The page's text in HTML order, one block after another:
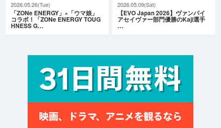
2026.05.26(Tue)
「ZONe ENERGY」×「ウマ娘」
コラボ！「ZONe ENERGY TOUG
HNESS G…
2026.05.09(Sat)
【EVO Japan 2026】ヴァンパイ
アセイヴァー部門優勝のKaji選手
…